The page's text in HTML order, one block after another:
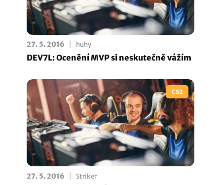
27. 5. 2016 huhy
DEV7L: Ocenění MVP si neskutečně vážím
CS2
27. 5. 2016 Striker